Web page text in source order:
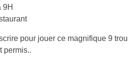
9H
pour jouer ce magnifique 9 trou
permis..